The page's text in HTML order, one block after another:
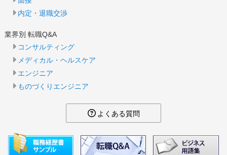
内定・退職交渉
業界別 転職Q&A
コンサルティング
メディカル・ヘルスケア
エンジニア
ものづくりエンジニア
よくある質問